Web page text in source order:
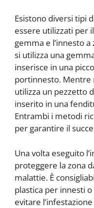
Esistono diversi tipi
essere utilizzati per
gemma e l’innesto
si utilizza una
inserisce in una
portinnesto. Mentre
utilizza un pezzetto
inserito in una
Entrambi i metodi
per garantire il
Una volta eseguito
proteggere la zona
malattie. È
plastica per innesti
evitare